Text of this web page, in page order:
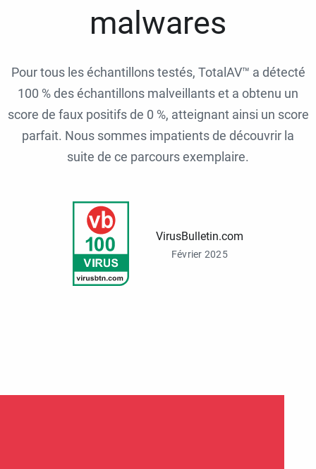
malwares
Pour tous les échantillons testés, TotalAV™ a détecté
100 % des échantillons malveillants et a obtenu un
score de faux positifs de 0 %, atteignant ainsi un score
parfait. Nous sommes impatients de découvrir la
suite de ce parcours exemplaire.
VirusBulletin.com
Février 2025